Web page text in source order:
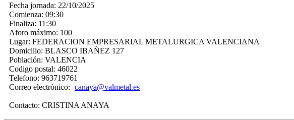
Fecha jornada: 22/10/2025
Comienza: 09:30
Finaliza: 11:30
Aforo máximo: 100
Lugar: FEDERACION EMPRESARIAL METALURGICA VALENCIANA
Domicilio: BLASCO IBAÑEZ 127
Población: VALENCIA
Codigo postal: 46022
Telefono: 963719761
Correo electrónico: canaya@valmetal.es
Contacto: CRISTINA ANAYA